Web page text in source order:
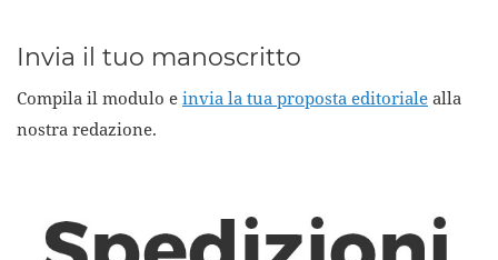
Invia il tuo manoscritto
Compila il modulo e invia la tua proposta editoriale alla
nostra redazione.